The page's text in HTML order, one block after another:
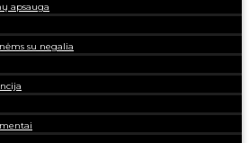
apsauga
su negalia